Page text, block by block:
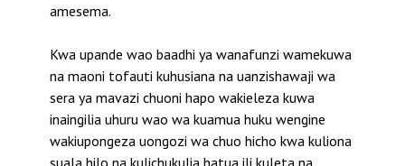
amesema.
Kwa upande wao baadhi ya wanafunzi wamekuwa
na maoni tofauti kuhusiana na uanzishawaji wa
sera ya mavazi chuoni hapo wakieleza kuwa
inaingilia uhuru wao wa kuamua huku wengine
wakiupongeza uongozi wa chuo hicho kwa kuliona
suala hilo na kulichukulia hatua ili kuleta na